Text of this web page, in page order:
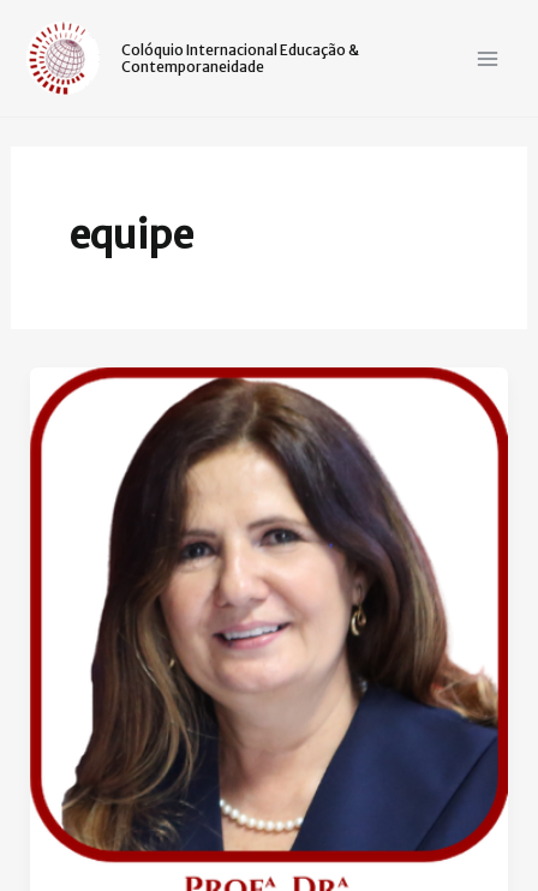
para
Colóquio Internacional Educação &
Contemporaneidade
equipe